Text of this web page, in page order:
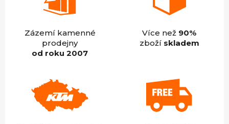
Zázemí kamenné
prodejny
od roku 2007
Více než 90%
zboží skladem